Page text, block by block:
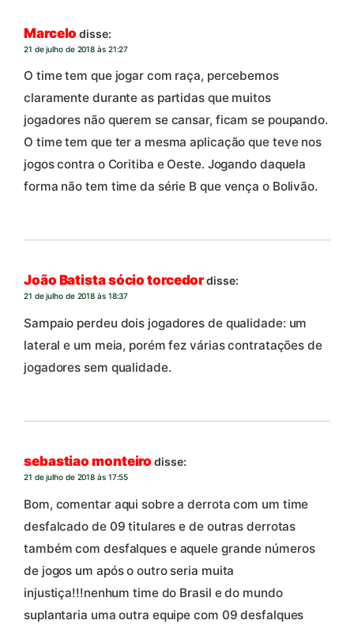
Marcelo disse:
21 de julho de 2018 às 21:27
O time tem que jogar com raça, percebemos
claramente durante as partidas que muitos
jogadores não querem se cansar, ficam se poupando.
O time tem que ter a mesma aplicação que teve nos
jogos contra o Coritiba e Oeste. Jogando daquela
forma não tem time da série B que vença o Bolivão.
João Batista sócio torcedordisse:
21 de julho de 2018 às 18:37
Sampaio perdeu dois jogadores de qualidade: um
lateral e um meia, porém fez várias contratações de
jogadores sem qualidade.
sebastiao monteiro disse:
21 de julho de 2018 às 17:55
Bom, comentar aqui sobre a derrota com um time
desfalcado de 09 titulares e de outras derrotas
também com desfalques e aquele grande números
de jogos um após o outro seria muita
injustiça!!!nenhum time do Brasil e do mundo
suplantaria uma outra equipe com 09 desfalques